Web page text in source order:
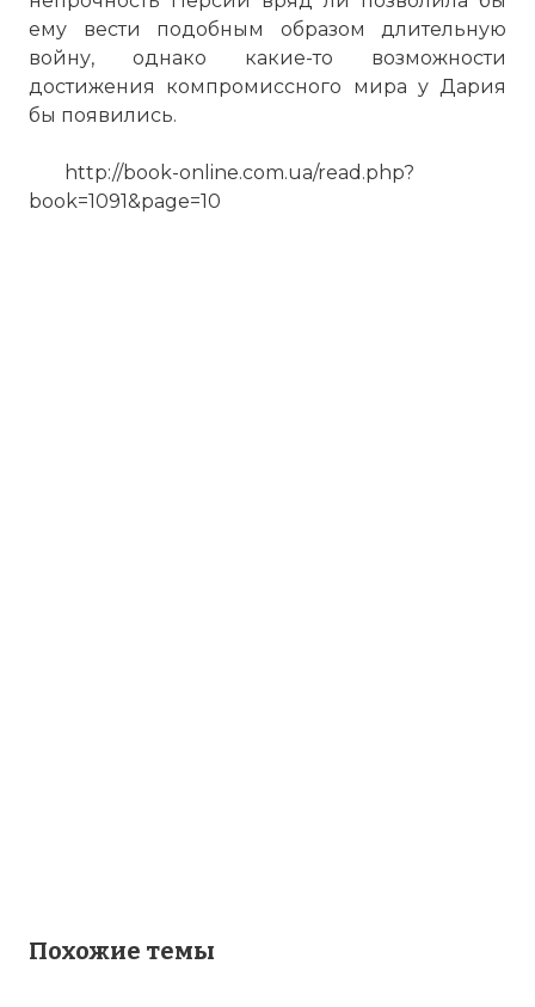
ему вести подобным образом длительную
войну, однако какие-то возможности
достижения компромиссного мира у Дария
бы появились.
http://book-online.com.ua/read.php?
book=1091&page=10
Похожие темы